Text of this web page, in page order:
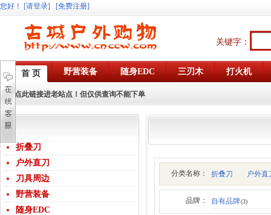
您好 ！ [请登录] [免费注册]
关键字：
首 页 野营装备 随身EDC 三刃木 打火机
点此链接进老站点！但仅供查询不能下单
折叠刀
户外直刀
刀具周边
野营装备
随身EDC
分类名称： 折叠刀 户外直
品牌： 自有品牌(3)